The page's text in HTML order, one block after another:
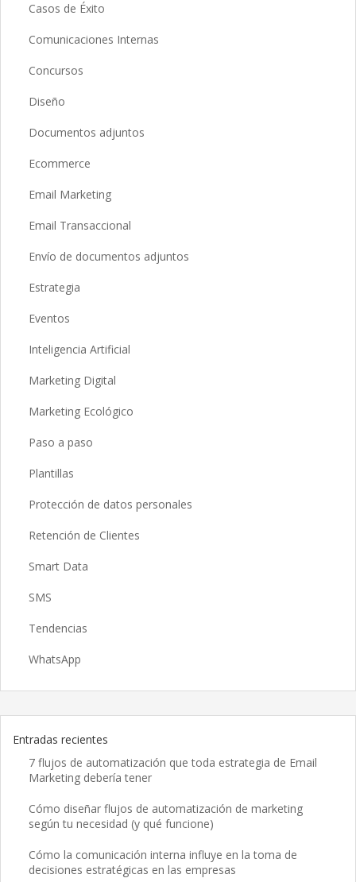
Casos de Éxito
Comunicaciones Internas
Concursos
Diseño
Documentos adjuntos
Ecommerce
Email Marketing
Email Transaccional
Envío de documentos adjuntos
Estrategia
Eventos
Inteligencia Artificial
Marketing Digital
Marketing Ecológico
Paso a paso
Plantillas
Protección de datos personales
Retención de Clientes
Smart Data
SMS
Tendencias
WhatsApp
Entradas recientes
7 flujos de automatización que toda estrategia de Email
Marketing debería tener
Cómo diseñar flujos de automatización de marketing
según tu necesidad (y qué funcione)
Cómo la comunicación interna influye en la toma de
decisiones estratégicas en las empresas